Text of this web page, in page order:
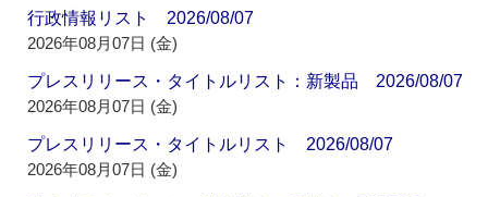
行政情報リスト 2026/08/07
2026年08月07日 (金)
プレスリリース・タイトルリスト：新製品 2026/08/07
2026年08月07日 (金)
プレスリリース・タイトルリスト 2026/08/07
2026年08月07日 (金)